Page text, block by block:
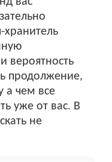
хранитель
вероятность
продолжение,
а чем все
уже от вас. В
не